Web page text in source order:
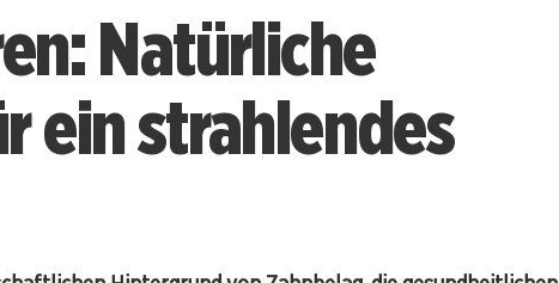
Natürliche
ein strahlendes